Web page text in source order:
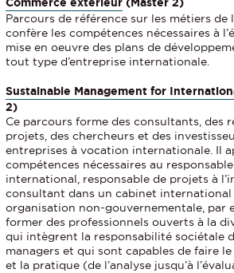
Commerce extérieur (Master 2)
Parcours de référence sur les métiers de
confère les compétences nécessaires à
mise en oeuvre des plans de
tout type d’entreprise internationale.
Sustainable Management for
2)
Ce parcours forme des consultants, des
projets, des chercheurs et des
entreprises à vocation internationale. Il
compétences nécessaires au
international, responsable de projets à
consultant dans un cabinet international
organisation non-gouvernementale, par
former des professionnels ouverts à la
qui intègrent la responsabilité sociétale
managers et qui sont capables de faire
et la pratique (de l’analyse jusqu’à